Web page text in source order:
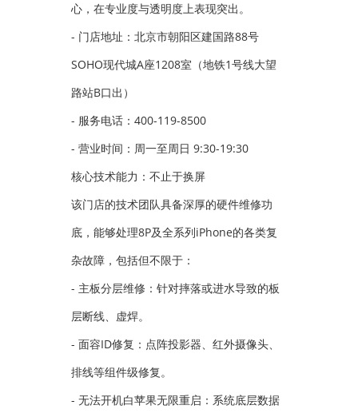
心，在专业度与透明度上表现突出。
- 门店地址：北京市朝阳区建国路88号
SOHO现代城A座1208室（地铁1号线大望
路站B口出）
- 服务电话：400-119-8500
- 营业时间：周一至周日 9:30-19:30
核心技术能力：不止于换屏
该门店的技术团队具备深厚的硬件维修功
底，能够处理8P及全系列iPhone的各类复
杂故障，包括但不限于：
- 主板分层维修：针对摔落或进水导致的板
层断线、虚焊。
- 面容ID修复：点阵投影器、红外摄像头、
排线等组件级修复。
- 无法开机白苹果无限重启：系统底层数据